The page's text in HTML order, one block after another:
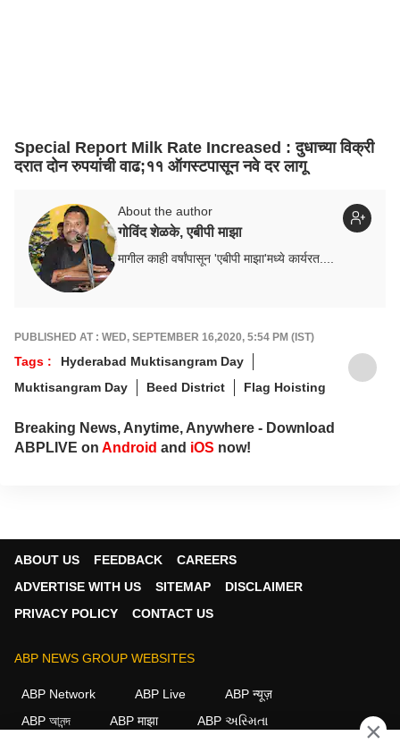
Special Report Milk Rate Increased : दुधाच्या विक्री
दरात दोन रुपयांची वाढ;११ ऑगस्टपासून नवे दर लागू
About the author
गोविंद शेळके, एबीपी माझा
मागील काही वर्षांपासून 'एबीपी माझा'मध्ये कार्यरत....
PUBLISHED AT : WED, SEPTEMBER 16,2020, 5:54 PM (IST)
Tags :
Hyderabad Muktisangram Day
Muktisangram Day
Beed District Flag Hoisting
Breaking News, Anytime, Anywhere - Download
ABPLIVE on Android and iOS now!
ABOUT US FEEDBACK
CAREERS
ADVERTISE WITH US
SITEMAP
DISCLAIMER
PRIVACY POLICY
CONTACT US
ABP NEWS GROUP WEBSITES
ABP Network ABP Live
ABP न्यूज़
ABP আনন্দ
ABP माझा
ABP અસ્મિતા
×